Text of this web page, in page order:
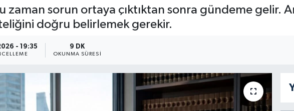
zaman sorun ortaya çıktıktan sonra gündeme gelir.
doğru belirlemek gerekir.
- 19:35 9 DK
OKUNMA SÜRESI